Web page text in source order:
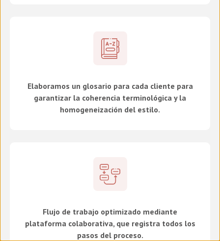
Elaboramos un glosario para cada cliente para
garantizar la coherencia terminológica y la
homogeneización del estilo.
Flujo de trabajo optimizado mediante
plataforma colaborativa, que registra todos los
pasos del proceso.